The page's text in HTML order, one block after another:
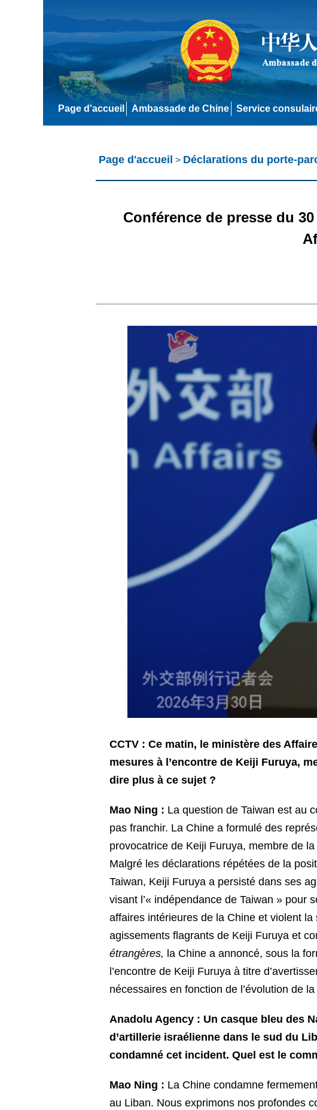
Page d'accueil Ambassade de Chine Service
Page d'accueil > Déclarations du porte-
Conférence de presse du
CCTV : Ce matin, le ministère des
mesures à l’encontre de Keiji Furuya,
dire plus à ce sujet ?
Mao Ning : La question de Taiwan est au
pas franchir. La Chine a formulé des
provocatrice de Keiji Furuya, membre de
Malgré les déclarations répétées de la
Taiwan, Keiji Furuya a persisté dans ses
visant l’« indépendance de Taiwan » pour
affaires intérieures de la Chine et violent
agissements flagrants de Keiji Furuya et
étrangères, la Chine a annoncé, sous la
l’encontre de Keiji Furuya à titre
nécessaires en fonction de l’évolution de
Anadolu Agency : Un casque bleu des
d’artillerie israélienne dans le sud du
condamné cet incident. Quel est le
Mao Ning : La Chine condamne
au Liban. Nous exprimons nos profondes